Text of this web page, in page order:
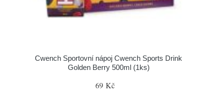
Cwench Sportovní nápoj Cwench Sports Drink
Golden Berry 500ml (1ks)
69 Kč